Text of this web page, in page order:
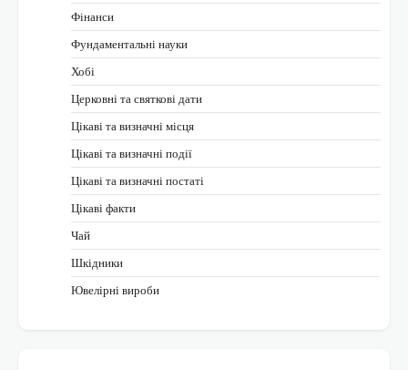
Фінанси
Фундаментальні науки
Хобі
Церковні та святкові дати
Цікаві та визначні місця
Цікаві та визначні події
Цікаві та визначні постаті
Цікаві факти
Чай
Шкідники
Ювелірні вироби